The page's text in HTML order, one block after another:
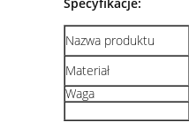
Nazwa produktu
Materiał
Waga